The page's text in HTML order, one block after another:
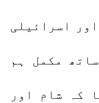
اسرائیلی
مکمل ہم
کہ شام اور